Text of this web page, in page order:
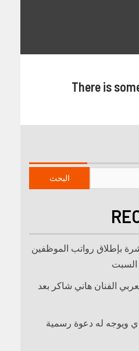
There is
البحث
بإطلاق رواتب ‏الموظفين
السبت
الفنان هاني شاكر بعد
ويوجه له دعوة رسمية